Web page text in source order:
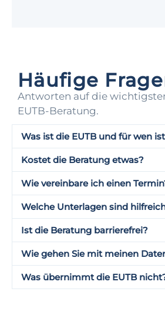
Häufige
Antworten auf die
EUTB-Beratung.
Was ist die EUTB und für wen
Kostet die Beratung etwas?
Wie vereinbare ich einen
Welche Unterlagen sind
Ist die Beratung barrierefrei?
Wie gehen Sie mit meinen
Was übernimmt die EUTB